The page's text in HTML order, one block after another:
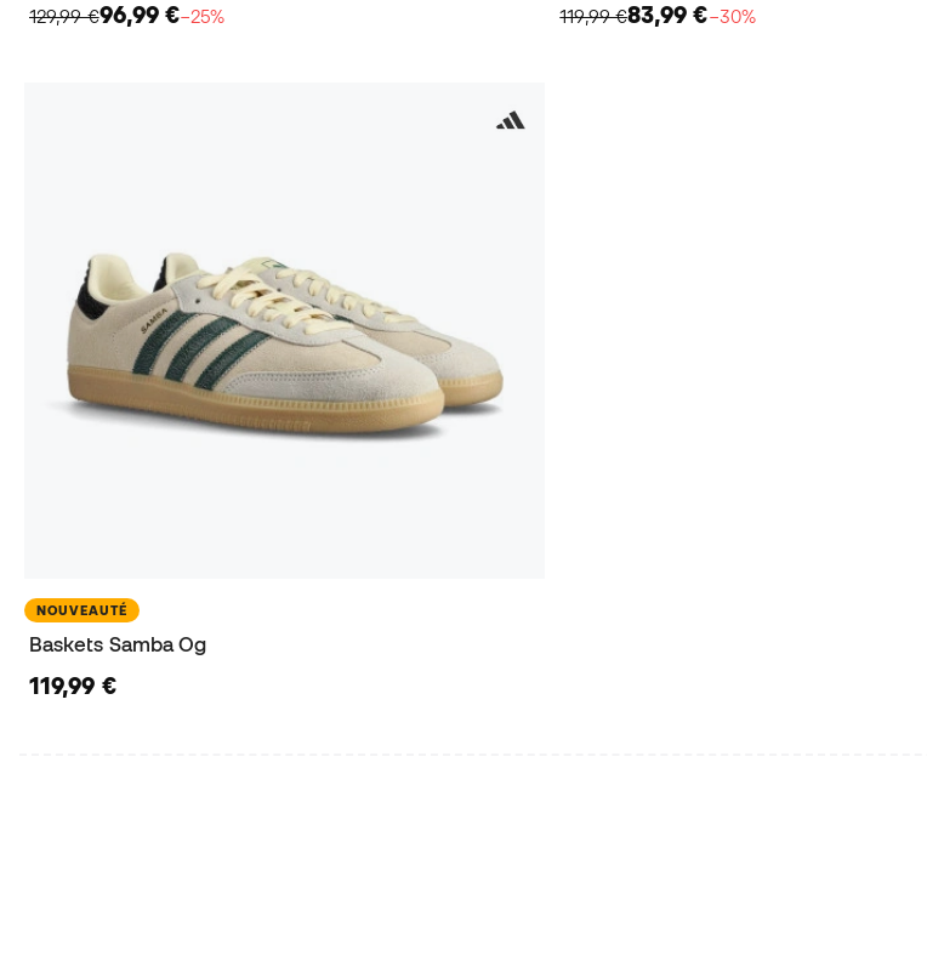
129,99 €96,99 €−25%
119,99 €83,99 €−30%
NOUVEAUTÉ
Baskets Samba Og
119,99 €